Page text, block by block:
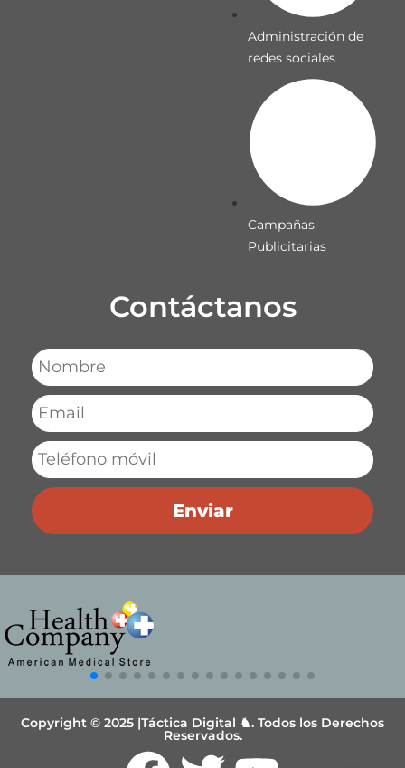
Administración de
redes sociales
Campañas
Publicitarias
Contáctanos
Enviar
Copyright © 2025 |Táctica Digital ♞. Todos los Derechos
Reservados.